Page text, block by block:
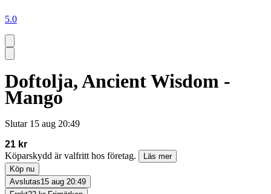
5.0
Doftolja, Ancient Wisdom -
Mango
Slutar 15 aug 20:49
21 kr
Köparskydd är valfritt hos företag.
Läs mer
Köp nu
Avslutas15 aug 20:49